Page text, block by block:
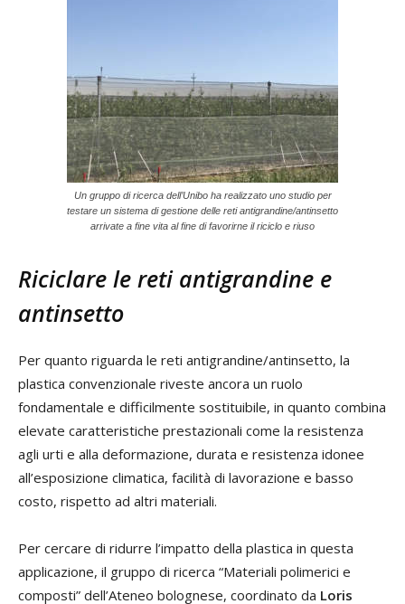
Un gruppo di ricerca dell’Unibo ha realizzato uno studio per
testare un sistema di gestione delle reti antigrandine/antinsetto
arrivate a fine vita al fine di favorirne il riciclo e riuso
Riciclare le reti antigrandine e
antinsetto
Per quanto riguarda le reti antigrandine/antinsetto, la
plastica convenzionale riveste ancora un ruolo
fondamentale e difficilmente sostituibile, in quanto combina
elevate caratteristiche prestazionali come la resistenza
agli urti e alla deformazione, durata e resistenza idonee
all’esposizione climatica, facilità di lavorazione e basso
costo, rispetto ad altri materiali.
Per cercare di ridurre l’impatto della plastica in questa
applicazione, il gruppo di ricerca “Materiali polimerici e
composti” dell’Ateneo bolognese, coordinato da Loris